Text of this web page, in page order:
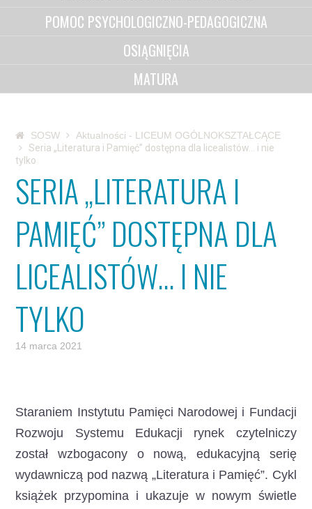
POMOC PSYCHOLOGICZNO-PEDAGOGICZNA
OSIĄGNIĘCIA
MATURA
SOSW
Aktualności - LICEUM OGÓLNOKSZTAŁCĄCE
Seria „Literatura i Pamięć” dostępna dla licealistów… i nie
tylko
SERIA „LITERATURA I
PAMIĘĆ” DOSTĘPNA DLA
LICEALISTÓW… I NIE
TYLKO
14 marca 2021
Staraniem Instytutu Pamięci Narodowej i Fundacji
Rozwoju Systemu Edukacji rynek czytelniczy
został wzbogacony o nową, edukacyjną serię
wydawniczą pod nazwą „Literatura i Pamięć”. Cykl
książek przypomina i ukazuje w nowym świetle